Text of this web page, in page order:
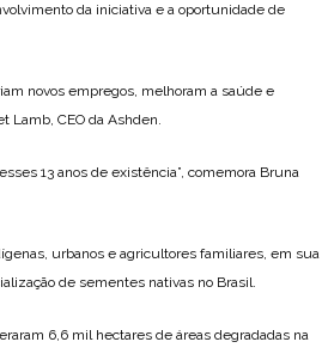
da iniciativa e a oportunidade de
novos empregos, melhoram a saúde e
Lamb, CEO da Ashden.
13 anos de existência”, comemora Bruna
urbanos e agricultores familiares, em sua
de sementes nativas no Brasil.
6,6 mil hectares de áreas degradadas na